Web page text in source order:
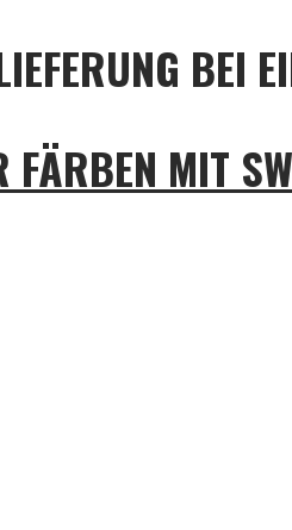
BEI
FÄRBEN MIT